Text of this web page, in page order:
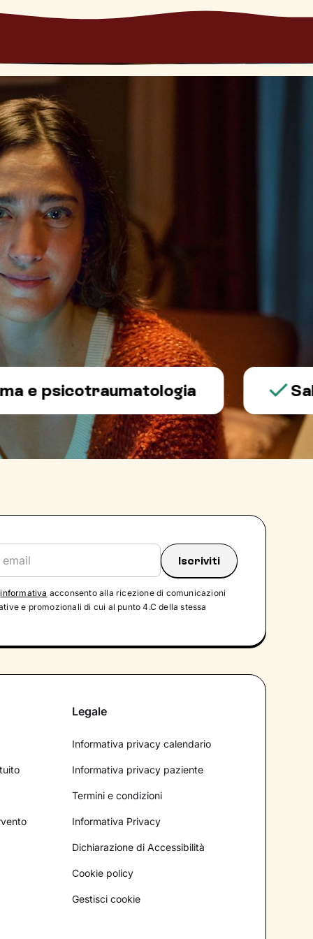
psicotraumatologia
informativa acconsento alla ricezione di comunicazioni
e promozionali di cui al punto 4.C della stessa
Legale
Informativa privacy calendario
Informativa privacy paziente
Termini e condizioni
Informativa Privacy
Dichiarazione di Accessibilità
Cookie policy
Gestisci cookie